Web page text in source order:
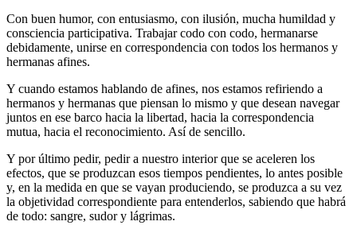
Con buen humor, con entusiasmo, con ilusión, mucha humildad y
consciencia participativa. Trabajar codo con codo, hermanarse
debidamente, unirse en correspondencia con todos los hermanos y
hermanas afines.
Y cuando estamos hablando de afines, nos estamos refiriendo a
hermanos y hermanas que piensan lo mismo y que desean navegar
juntos en ese barco hacia la libertad, hacia la correspondencia
mutua, hacia el reconocimiento. Así de sencillo.
Y por último pedir, pedir a nuestro interior que se aceleren los
efectos, que se produzcan esos tiempos pendientes, lo antes posible
y, en la medida en que se vayan produciendo, se produzca a su vez
la objetividad correspondiente para entenderlos, sabiendo que habrá
de todo: sangre, sudor y lágrimas.